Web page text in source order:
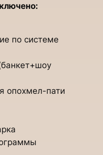
по системе
опохмел-пати